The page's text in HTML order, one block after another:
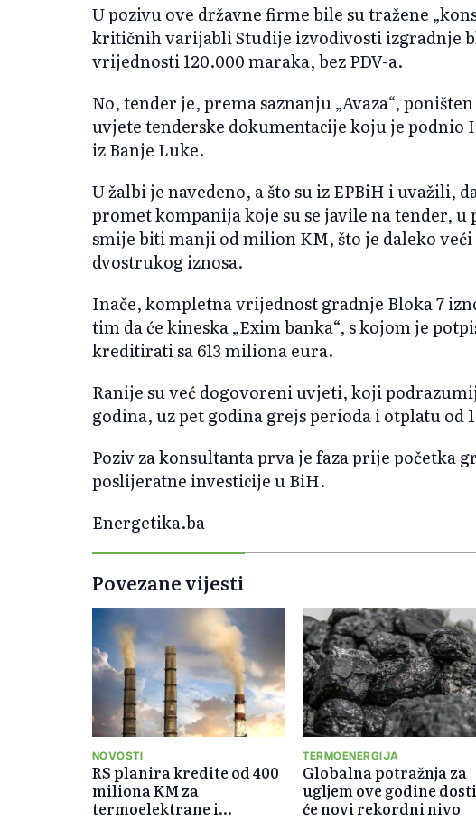
U pozivu ove državne firme bile su tražene
kritičnih varijabli Studije izvodivosti izgradnje
vrijednosti 120.000 maraka, bez PDV-a.
No, tender je, prema saznanju „Avaza“,
uvjete tenderske dokumentacije koju je podnio
iz Banje Luke.
U žalbi je navedeno, a što su iz EPBiH i uvažili,
promet kompanija koje su se javile na tender, u
smije biti manji od milion KM, što je daleko
dvostrukog iznosa.
Inače, kompletna vrijednost gradnje Bloka 7
tim da će kineska „Exim banka“, s kojom je
kreditirati sa 613 miliona eura.
Ranije su već dogovoreni uvjeti, koji
godina, uz pet godina grejs perioda i otplatu od
Poziv za konsultanta prva je faza prije početka
poslijeratne investicije u BiH.
Energetika.ba
Povezane vijesti
NOVOSTI
RS planira kredite od 400
miliona KM za
termoelektrane i
TERMOENERGIJA
Globalna potražnja za
ugljem ove godine
će novi rekordni nivo